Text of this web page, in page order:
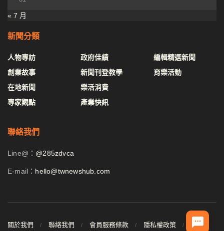
« 7 月
新聞分類
人物專訪
創業故事
在地新聞
專家觀點
政府佳績
新聞刊登教學
樂活消費
產業快訊
編輯精選新聞
育樂活動
聯絡我們
Line@： @285zdvca
E-mail： hello@twnewshub.com
關於我們 聯絡我們 會員服務條款 隱私權政策